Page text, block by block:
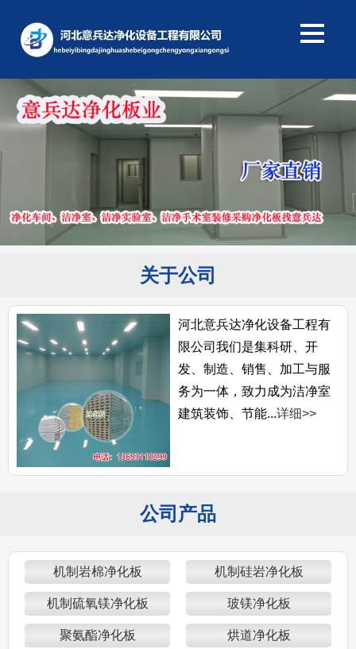
关于公司
河北意兵达净化设备工程有
限公司我们是集科研、开
发、制造、销售、加工与服
务为一体，致力成为洁净室
建筑装饰、节能...详细>>
公司产品
机制岩棉净化板 机制硅岩净化板
机制硫氧镁净化板 玻镁净化板
聚氨酯净化板 烘道净化板